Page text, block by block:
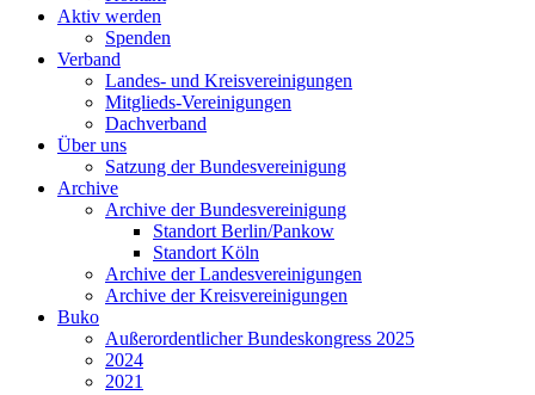
Aktiv werden
Spenden
Verband
Landes- und Kreisvereinigungen
Mitglieds-Vereinigungen
Dachverband
Über uns
Satzung der Bundesvereinigung
Archive
Archive der Bundesvereinigung
Standort Berlin/Pankow
Standort Köln
Archive der Landesvereinigungen
Archive der Kreisvereinigungen
Buko
Außerordentlicher Bundeskongress 2025
2024
2021